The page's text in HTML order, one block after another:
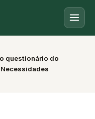
questionário do